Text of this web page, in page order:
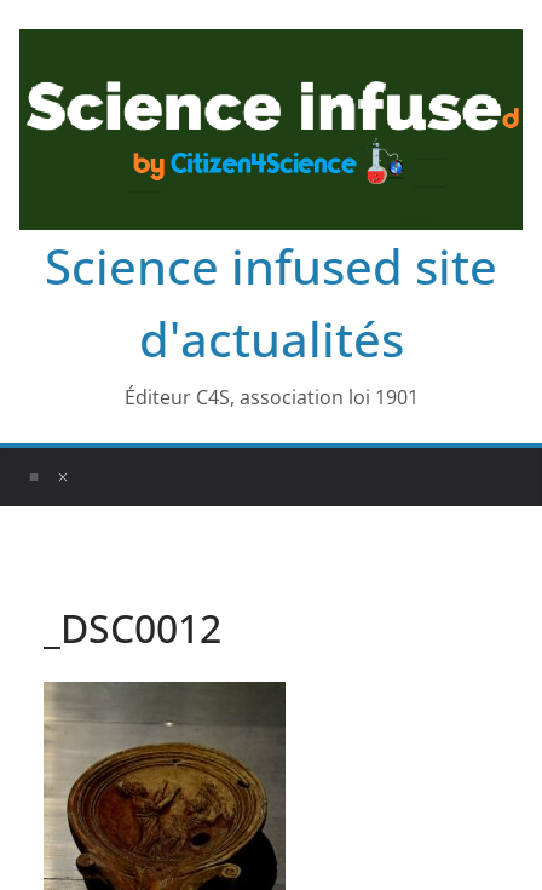
Science infused site
d'actualités
Éditeur C4S, association loi 1901
_DSC0012